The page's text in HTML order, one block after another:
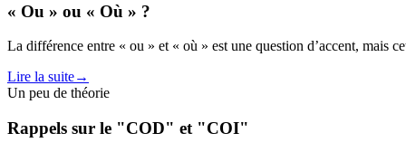
« Ou » ou « Où » ?
La différence entre « ou » et « où » est une question d’accent, mais
Lire la suite→
Un peu de théorie
Rappels sur le "COD" et "COI"